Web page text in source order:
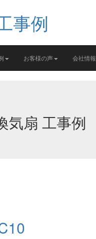
お客様の声 会社情報
気扇 工事例